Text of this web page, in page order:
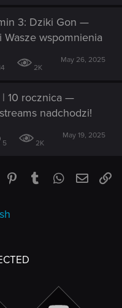
3: Dziki Gon —
wspomnienia
2K
May 26, 2025
10 rocznica —
nadchodzi!
5 2K
May 19, 2025
PinterestTumblrWhatsApp
Email